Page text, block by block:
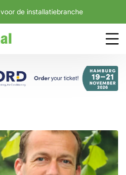
voor de installatiebranche